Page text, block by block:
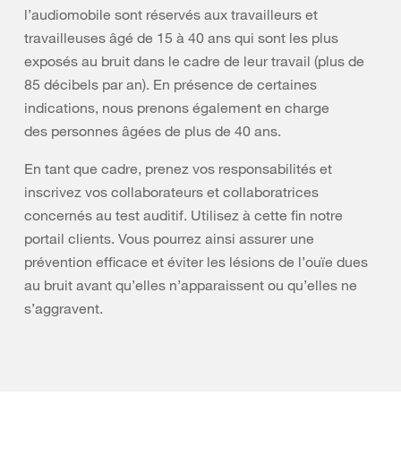
l’audiomobile sont réservés aux travailleurs et
travailleuses âgé de 15 à 40 ans qui sont les plus
exposés au bruit dans le cadre de leur travail (plus de
85 décibels par an). En présence de certaines
indications, nous prenons également en charge
des personnes âgées de plus de 40 ans.
En tant que cadre, prenez vos responsabilités et
inscrivez vos collaborateurs et collaboratrices
concernés au test auditif. Utilisez à cette fin notre
portail clients. Vous pourrez ainsi assurer une
prévention efficace et éviter les lésions de l’ouïe dues
au bruit avant qu’elles n’apparaissent ou qu’elles ne
s’aggravent.